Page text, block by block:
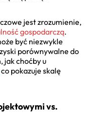
jest zrozumienie,
gospodarczą.
być niezwykle
porównywalne do
jak choćby u
co pokazuje skalę
vs.